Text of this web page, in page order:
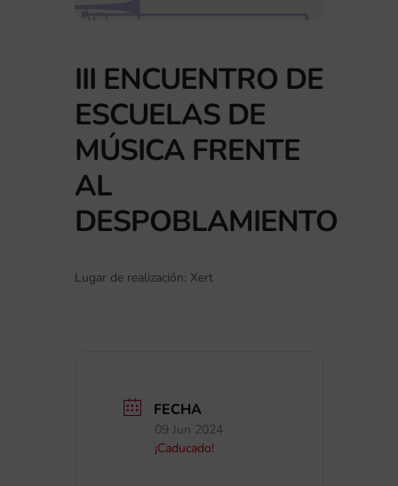
III ENCUENTRO DE
ESCUELAS DE
MÚSICA FRENTE
AL
DESPOBLAMIENTO
Lugar de realización: Xert
FECHA
09 Jun 2024
¡Caducado!